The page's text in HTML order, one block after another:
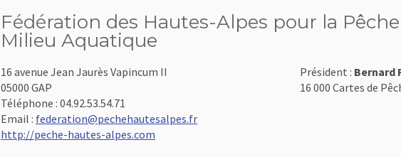
Fédération des Hautes-Alpes pour la
Milieu Aquatique
16 avenue Jean Jaurès Vapincum II
05000 GAP
Téléphone : 04.92.53.54.71
Email : federation@pechehautesalpes.fr
http://peche-hautes-alpes.com
Président : Bernard
16 000 Cartes de